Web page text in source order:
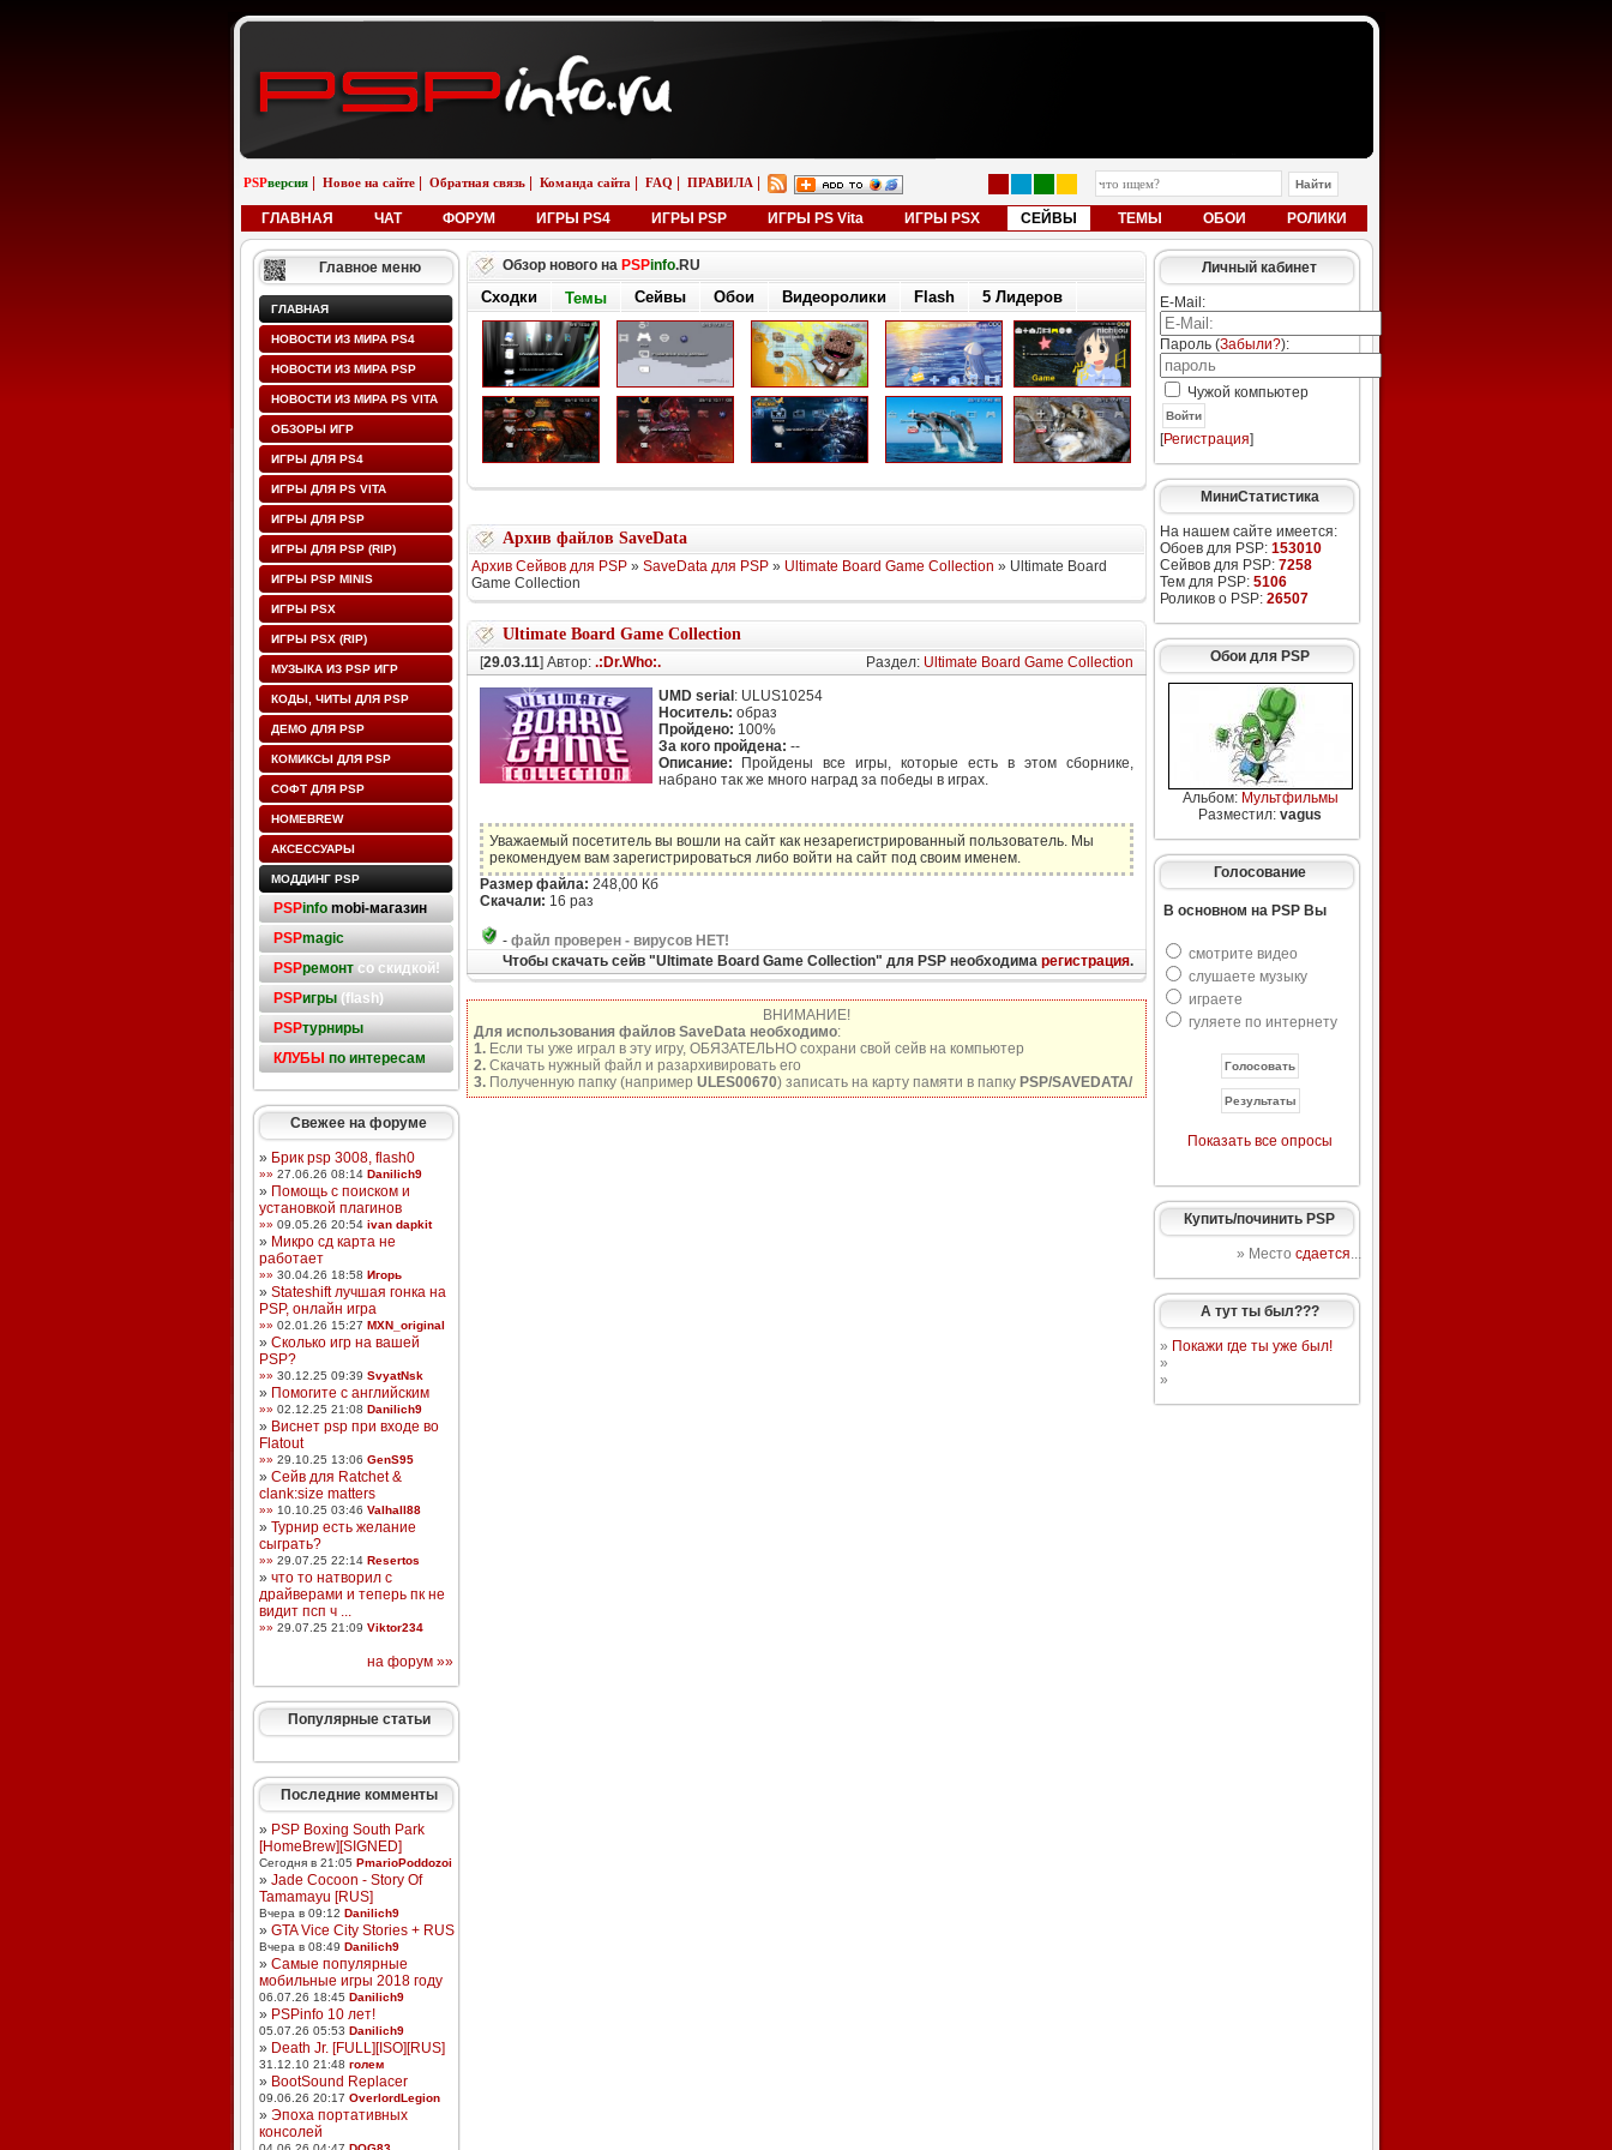
PSPверсия Новое на сайте Обратная связь Команда сайта FAQ ПРАВИЛА
ГЛАВНАЯ ЧАТ ФОРУМ ИГРЫ PS4 ИГРЫ PSP ИГРЫ PS Vita ИГРЫ PSX СЕЙВЫ ТЕМЫ ОБОИ РОЛИКИ
Главное меню
ГЛАВНАЯ
НОВОСТИ ИЗ МИРА PS4
НОВОСТИ ИЗ МИРА PSP
НОВОСТИ ИЗ МИРА PS VITA
ОБЗОРЫ ИГР
ИГРЫ ДЛЯ PS4
ИГРЫ ДЛЯ PS VITA
ИГРЫ ДЛЯ PSP
ИГРЫ ДЛЯ PSP (RIP)
ИГРЫ PSP MINIS
ИГРЫ PSX
ИГРЫ PSX (RIP)
МУЗЫКА ИЗ PSP ИГР
КОДЫ, ЧИТЫ ДЛЯ PSP
ДЕМО ДЛЯ PSP
КОМИКСЫ ДЛЯ PSP
СОФТ ДЛЯ PSP
HOMEBREW
АКСЕССУАРЫ
МОДДИНГ PSP
PSPinfo mobi-магазин
PSPmagic
PSPремонтсо скидкой!
PSPигры(flash)
PSPтурниры
КЛУБЫ по интересам
Свежее на форуме
» Брик psp 3008, flash0
»» 27.06.26 08:14 Danilich9
» Помощь с поиском и
установкой плагинов
»» 09.05.26 20:54 ivan dapkit
» Микро сд карта не
работает
»» 30.04.26 18:58 Игорь
» Stateshift лучшая гонка на
PSP, онлайн игра
»» 02.01.26 15:27 MXN_original
» Сколько игр на вашей
PSP?
»» 30.12.25 09:39 SvyatNsk
» Помогите с английским
»» 02.12.25 21:08 Danilich9
» Виснет psp при входе во
Flatout
»» 29.10.25 13:06 GenS95
» Сейв для Ratchet &
clank:size matters
»» 10.10.25 03:46 Valhall88
» Турнир есть желание
сыграть?
»» 29.07.25 22:14 Resertos
» что то натворил с
драйверами и теперь пк не
видит псп ч ...
»» 29.07.25 21:09 Viktor234
на форум »»
Популярные статьи
Последние комменты
» PSP Boxing South Park
[HomeBrew][SIGNED]
Сегодня в 21:05 PmarioPoddozoi
» Jade Cocoon - Story Of
Tamamayu [RUS]
Вчера в 09:12 Danilich9
» GTA Vice City Stories + RUS
Вчера в 08:49 Danilich9
» Самые популярные
мобильные игры 2018 году
06.07.26 18:45 Danilich9
» PSPinfo 10 лет!
05.07.26 05:53 Danilich9
» Death Jr. [FULL][ISO][RUS]
31.12.10 21:48 голем
» BootSound Replacer
09.06.26 20:17 OverlordLegion
» Эпоха портативных
консолей
Обзор нового на PSPinfo.RU
Сходки Темы Сейвы Обои Видеоролики Flash 5 Лидеров
Архив файлов SaveData
Архив Сейвов для PSP» SaveData для PSP» Ultimate Board Game Collection » Ultimate Board
Game Collection
Ultimate Board Game Collection
[29.03.11] Автор: .:Dr.Who:. Раздел: Ultimate Board Game Collection
UMD serial : ULUS10254
Носитель: образ
Пройдено: 100%
За кого пройдена: --
Описание: Пройдены все игры, которые есть в этом сборнике,
набрано так же много наград за победы в играх.
Уважаемый посетитель вы вошли на сайт как незарегистрированный пользователь. Мы
рекомендуем вам зарегистрироваться либо войти на сайт под своим именем.
Размер файла: 248,00 Кб
Скачали: 16 раз
- файл проверен - вирусов НЕТ!
Чтобы скачать сейв "Ultimate Board Game Collection" для PSP необходима регистрация.
ВНИМАНИЕ!
Для использования файлов SaveData необходимо:
1.Если ты уже играл в эту игру, ОБЯЗАТЕЛЬНО сохрани свой сейв на компьютер
2.Скачать нужный файл и разархивировать его
3.Полученную папку (например ULES00670) записать на карту памяти в папку PSP/SAVEDATA/
Личный кабинет
E-Mail:
Пароль (Забыли?):
Чужой компьютер
Войти
[Регистрация]
МиниСтатистика
На нашем сайте имеется:
Обоев для PSP: 153010
Сейвов для PSP: 7258
Тем для PSP: 5106
Роликов о PSP: 26507
Обои для PSP
Альбом: Мультфильмы
Разместил: vagus
Голосование
В основном на PSP Вы
смотрите видео
слушаете музыку
играете
гуляете по интернету
Показать все опросы
Купить/починить PSP
» Место сдается...
А тут ты был???
» Покажи где ты уже был!
»
»